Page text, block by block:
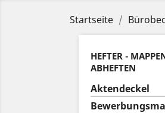
Startseite
HEFTER -
ABHEFTEN
Aktendeckel